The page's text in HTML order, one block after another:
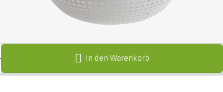
In den Warenkorb